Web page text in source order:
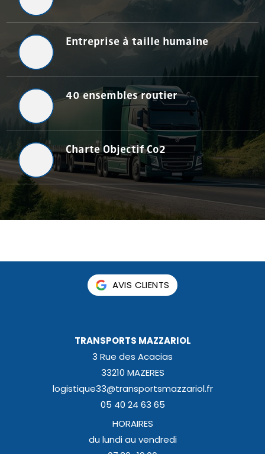
Entreprise à taille humaine
40 ensembles routier
Charte Objectif Co2
AVIS CLIENTS
TRANSPORTS MAZZARIOL
3 Rue des Acacias
33210 MAZERES
logistique33@transportsmazzariol.fr
05 40 24 63 65
HORAIRES
du lundi au vendredi